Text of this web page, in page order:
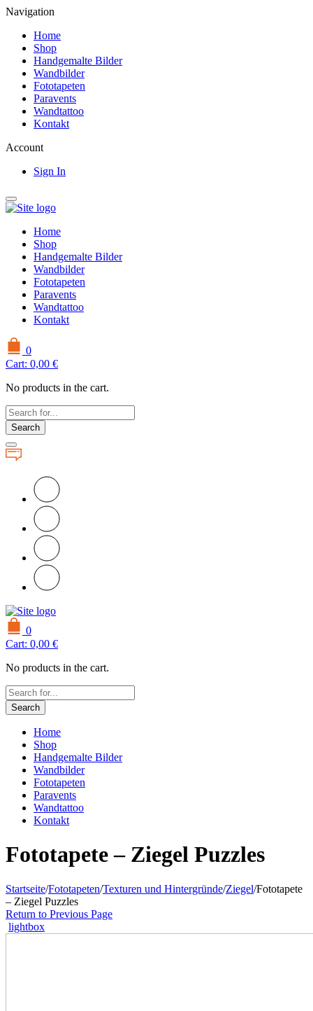
Navigation
Home
Shop
Handgemalte Bilder
Wandbilder
Fototapeten
Paravents
Wandtattoo
Kontakt
Account
Sign In
Home
Shop
Handgemalte Bilder
Wandbilder
Fototapeten
Paravents
Wandtattoo
Kontakt
0
Cart: 0,00 €
No products in the cart.
Search
0
Cart: 0,00 €
No products in the cart.
Search
Home
Shop
Handgemalte Bilder
Wandbilder
Fototapeten
Paravents
Wandtattoo
Kontakt
Fototapete – Ziegel Puzzles
Startseite/Fototapeten/Texturen und Hintergründe/Ziegel/Fototapete
– Ziegel Puzzles
Return to Previous Page
lightbox